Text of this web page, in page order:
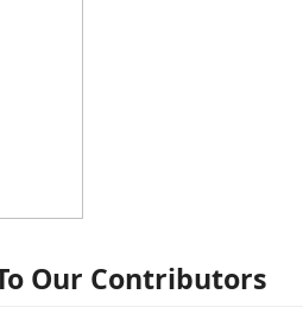
Our Contributors